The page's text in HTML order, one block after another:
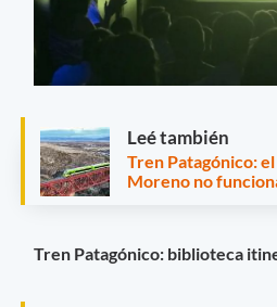
Leé también
Tren Patagónico:
Moreno no
Tren Patagónico: biblioteca